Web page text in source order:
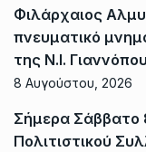
Φιλάρχαιος
πνευματικό
της Ν.Ι.
8 Αυγούστου, 2026
Σήμερα Σάββατο
Πολιτιστικού